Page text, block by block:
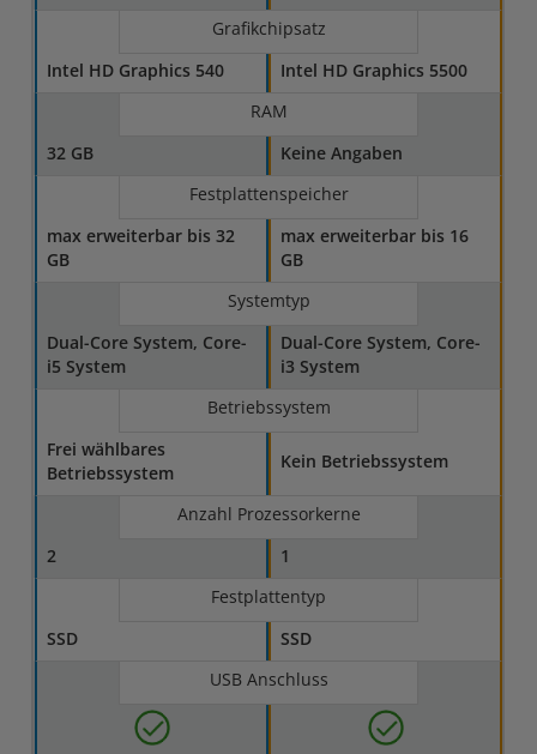
Grafikchipsatz
Intel HD Graphics 540
Intel HD Graphics 5500
RAM
32 GB
Keine Angaben
Festplattenspeicher
max erweiterbar bis 32
GB
max erweiterbar bis 16
GB
Systemtyp
Dual-Core System, Core-
i5 System
Dual-Core System, Core-
i3 System
Betriebssystem
Frei wählbares
Betriebssystem
Kein Betriebssystem
Anzahl Prozessorkerne
2
1
Festplattentyp
SSD
SSD
USB Anschluss